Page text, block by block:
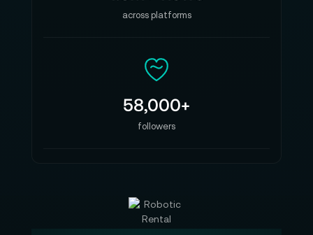
across platforms
58,000+
followers